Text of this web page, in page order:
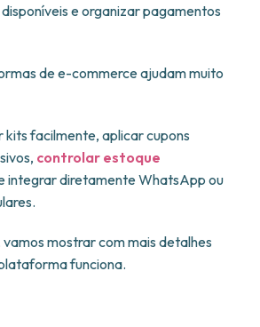
e organizar pagamentos
de e-commerce ajudam muito
kits facilmente, aplicar cupons
controlar estoque
integrar diretamente WhatsApp ou
mostrar com mais detalhes
funciona.